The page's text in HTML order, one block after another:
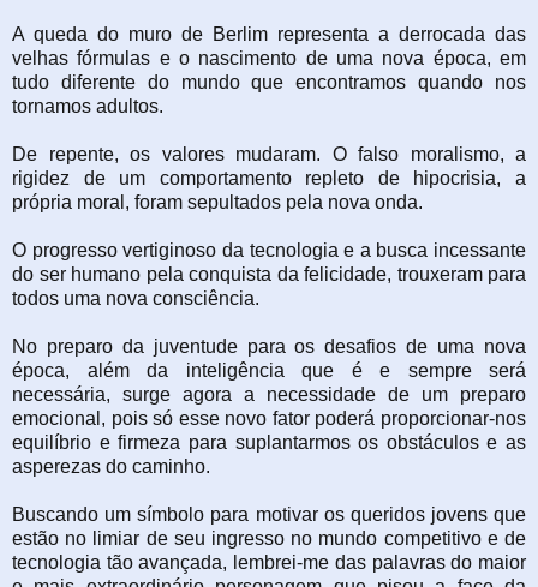
A queda do muro de Berlim representa a derrocada das
velhas fórmulas e o nascimento de uma nova época, em
tudo diferente do mundo que encontramos quando nos
tornamos adultos.
De repente, os valores mudaram. O falso moralismo, a
rigidez de um comportamento repleto de hipocrisia, a
própria moral, foram sepultados pela nova onda.
O progresso vertiginoso da tecnologia e a busca incessante
do ser humano pela conquista da felicidade, trouxeram para
todos uma nova consciência.
No preparo da juventude para os desafios de uma nova
época, além da inteligência que é e sempre será
necessária, surge agora a necessidade de um preparo
emocional, pois só esse novo fator poderá proporcionar-nos
equilíbrio e firmeza para suplantarmos os obstáculos e as
asperezas do caminho.
Buscando um símbolo para motivar os queridos jovens que
estão no limiar de seu ingresso no mundo competitivo e de
tecnologia tão avançada, lembrei-me das palavras do maior